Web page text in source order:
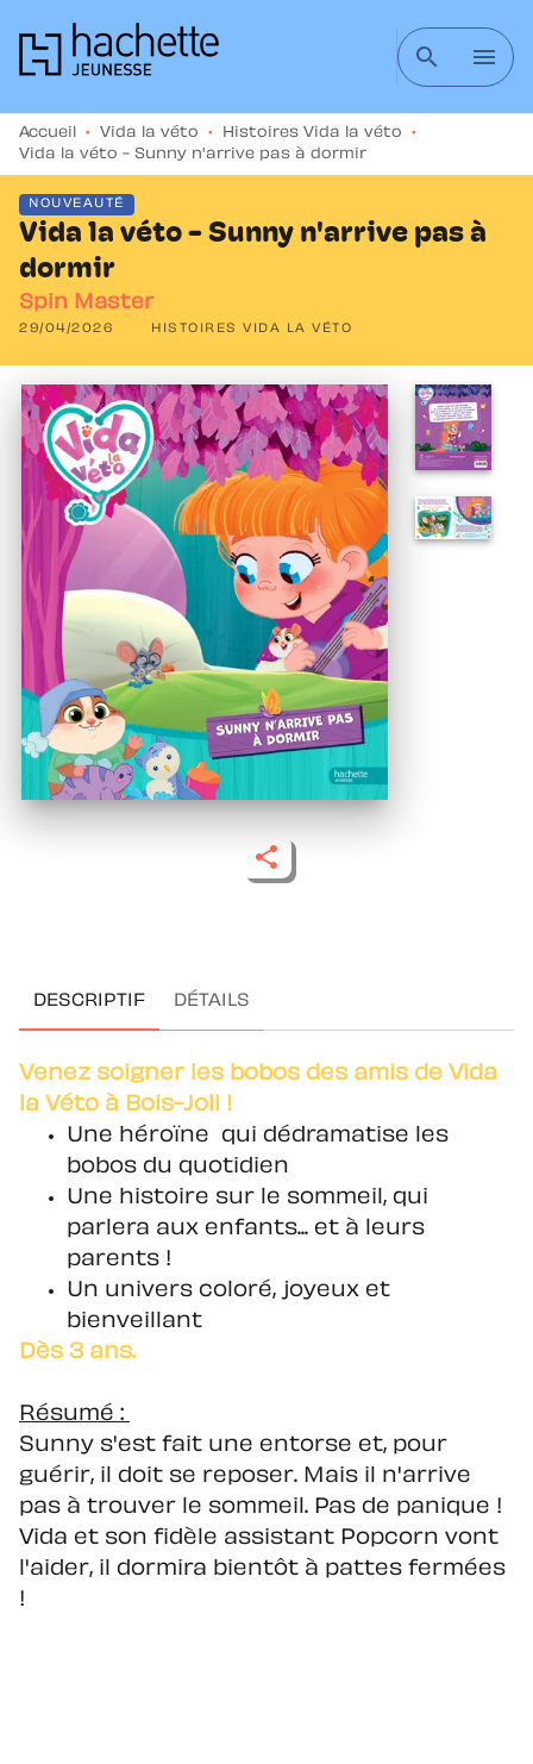
MENU RECHERCHE CONTENU
search menu
Accueil • Vida la véto • Histoires Vida la véto
•
Vida la véto - Sunny n'arrive pas à dormir
NOUVEAUTÉ
Vida la véto - Sunny n'arrive pas à
dormir
Spin Master
29/04/2026 HISTOIRES VIDA LA VÉTO
DESCRIPTIF DÉTAILS
Venez soigner les bobos des amis de Vida
la Véto à Bois-Joli !
Une héroïne qui dédramatise les
bobos du quotidien
Une histoire sur le sommeil, qui
parlera aux enfants... et à leurs
parents !
Un univers coloré, joyeux et
bienveillant
Dès 3 ans.
Résumé :
Sunny s'est fait une entorse et, pour
guérir, il doit se reposer. Mais il n'arrive
pas à trouver le sommeil. Pas de panique !
Vida et son fidèle assistant Popcorn vont
l'aider, il dormira bientôt à pattes fermées
!